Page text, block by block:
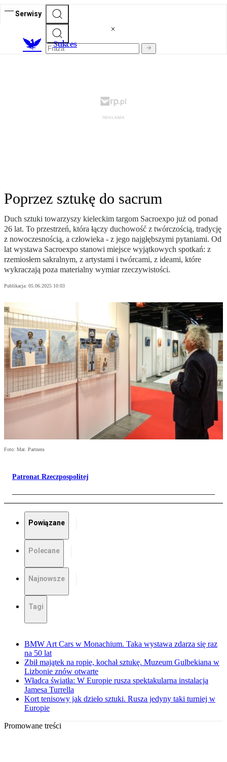
Serwisy
Sukces
Poprzez sztukę do sacrum
Duch sztuki towarzyszy kieleckim targom Sacroexpo już od ponad
26 lat. To przestrzeń, która łączy duchowość z twórczością, tradycję
z nowoczesnością, a człowieka - z jego najgłębszymi pytaniami. Od
lat wystawa Sacroexpo stanowi miejsce wyjątkowych spotkań: z
rzemiosłem sakralnym, z artystami i twórcami, z ideami, które
wykraczają poza materialny wymiar rzeczywistości.
Publikacja: 05.06.2025 10:03
Foto: Mat. Partnera
Patronat Rzeczpospolitej
Powiązane
Polecane
Najnowsze
Tagi
BMW Art Cars w Monachium. Taka wystawa zdarza się raz
na 50 lat
Zbił majątek na ropie, kochał sztukę. Muzeum Gulbekiana w
Lizbonie znów otwarte
Władca światła: W Europie rusza spektakularna instalacja
Jamesa Turrella
Kort tenisowy jak dzieło sztuki. Rusza jedyny taki turniej w
Europie
Promowane treści